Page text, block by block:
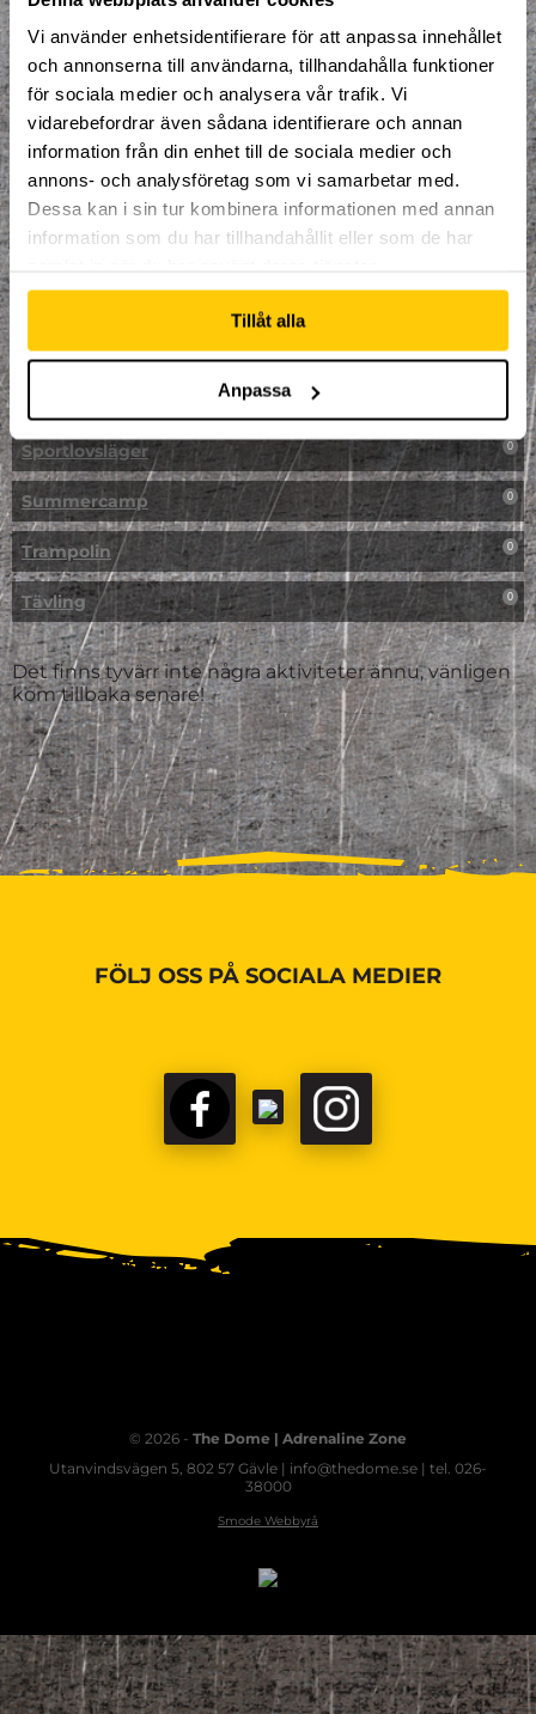
Vi använder enhetsidentifierare för att anpassa innehållet
och annonserna till användarna, tillhandahålla funktioner
för sociala medier och analysera vår trafik. Vi
vidarebefordrar även sådana identifierare och annan
information från din enhet till de sociala medier och
annons- och analysföretag som vi samarbetar med.
Dessa kan i sin tur kombinera informationen med annan
information som du har tillhandahållit eller som de har
Tillåt alla
Anpassa
Multisport
Mässa
NPF-Träning
Parkour
Påsk på Dome
Påsklovsläger 0
Skateboard 0
Sportlovsläger 0
Summercamp 0
Trampolin 0
Tävling 0
Det finns tyvärr inte några aktiviteter ännu, vänligen
kom tillbaka senare!
FÖLJ OSS PÅ SOCIALA MEDIER
© 2026 - The Dome | Adrenaline Zone
Utanvindsvägen 5, 802 57 Gävle | info@thedome.se | tel. 026-
38000
Smode Webbyrå